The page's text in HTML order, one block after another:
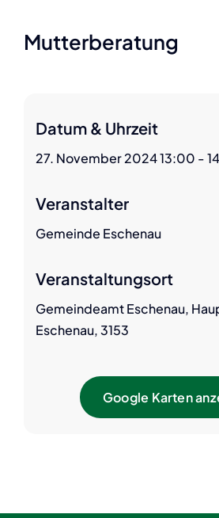
Mutterberatung
Datum & Uhrzeit
27. November 2024 13:00 -
Veranstalter
Gemeinde Eschenau
Veranstaltungsort
Gemeindeamt Eschenau,
Eschenau, 3153
Google Karten